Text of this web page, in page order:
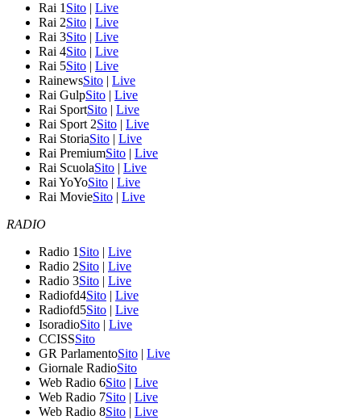
Rai 1 Sito | Live
Rai 2Sito | Live
Rai 3Sito | Live
Rai 4Sito | Live
Rai 5Sito | Live
RainewsSito | Live
Rai GulpSito | Live
Rai SportSito | Live
Rai Sport 2Sito | Live
Rai StoriaSito | Live
Rai PremiumSito | Live
Rai ScuolaSito | Live
Rai YoYoSito | Live
Rai MovieSito | Live
RADIO
Radio 1 Sito | Live
Radio 2Sito | Live
Radio 3Sito | Live
Radiofd4Sito | Live
Radiofd5Sito | Live
IsoradioSito | Live
CCISSSito
GR ParlamentoSito | Live
Giornale RadioSito
Web Radio 6Sito | Live
Web Radio 7Sito | Live
Web Radio 8Sito | Live